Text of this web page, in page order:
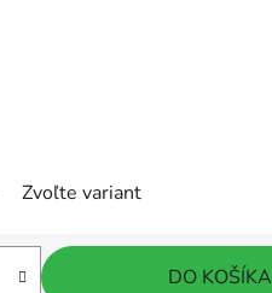
Zvoľte variant
DO KOŠÍKA